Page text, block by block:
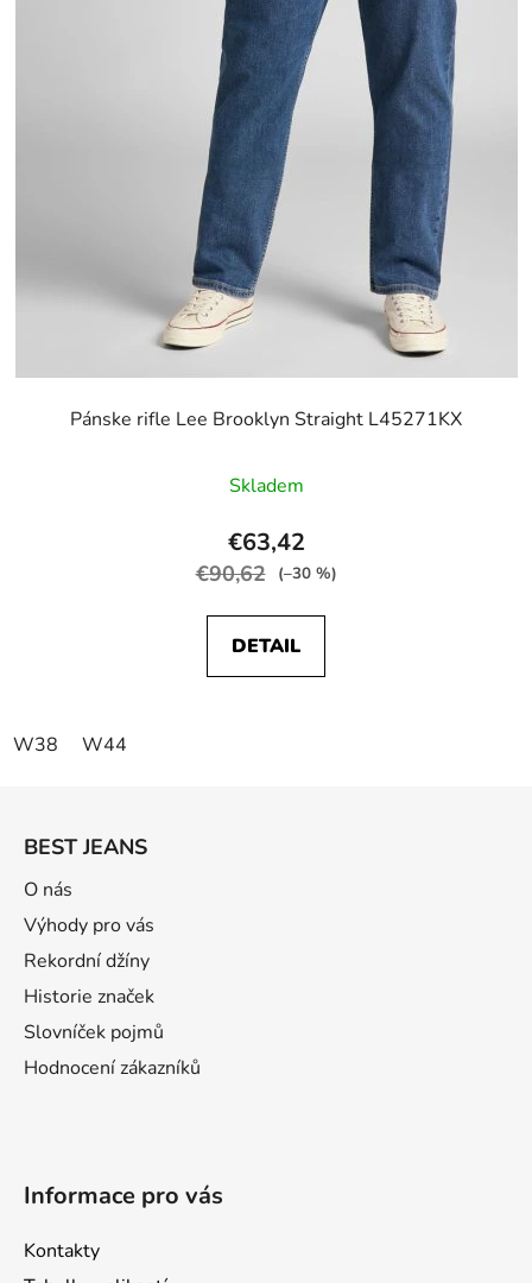
Pánske rifle Lee Brooklyn Straight L45271KX
Skladem
€63,42
€90,62 (–30 %)
DETAIL
W38 W44
BEST JEANS
O nás
Výhody pro vás
Rekordní džíny
Historie značek
Slovníček pojmů
Hodnocení zákazníků
Informace pro vás
Kontakty